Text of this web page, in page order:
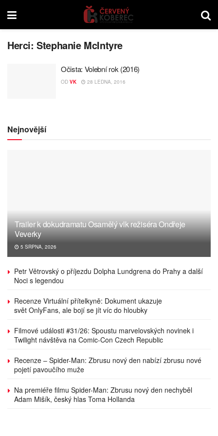
Herci:Stephanie McIntyre
Očista: Volební rok (2016)
OD VK 28 LEDNA, 2016
Nejnovější
Trailer k dokudramatu Osamělý vlk režiséra Ondřeje
Veverky
5 SRPNA, 2026
Petr Větrovský o příjezdu Dolpha Lundgrena do Prahy a další
Noci s legendou
Recenze Virtuální přítelkyně: Dokument ukazuje
svět OnlyFans, ale bojí se jít víc do hloubky
Filmové události #31/26: Spoustu marvelovských novinek i
Twilight návštěva na Comic-Con Czech Republic
Recenze – Spider-Man: Zbrusu nový den nabízí zbrusu nové
pojetí pavoučího muže
Na premiéře filmu Spider-Man: Zbrusu nový den nechyběl
Adam Mišík, český hlas Toma Hollanda